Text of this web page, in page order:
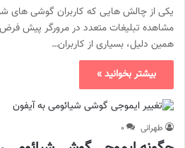
یکی از چالش هایی که کاربران گوشی های
مشاهده تبلیغات متعدد در مرورگر پیش
همین دلیل، بسیاری از کاربران…
بیشتر بخوانید »
طهرانی ۰